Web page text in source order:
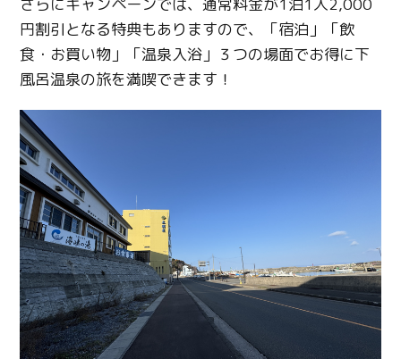
さらにキャンペーンでは、通常料金が1泊1人2,000
円割引となる特典もありますので、「宿泊」「飲
食・お買い物」「温泉入浴」３つの場面でお得に下
風呂温泉の旅を満喫できます！